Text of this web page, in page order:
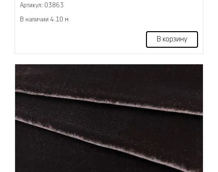
Артикул: 03863
В наличии 4.10 м
В корзину